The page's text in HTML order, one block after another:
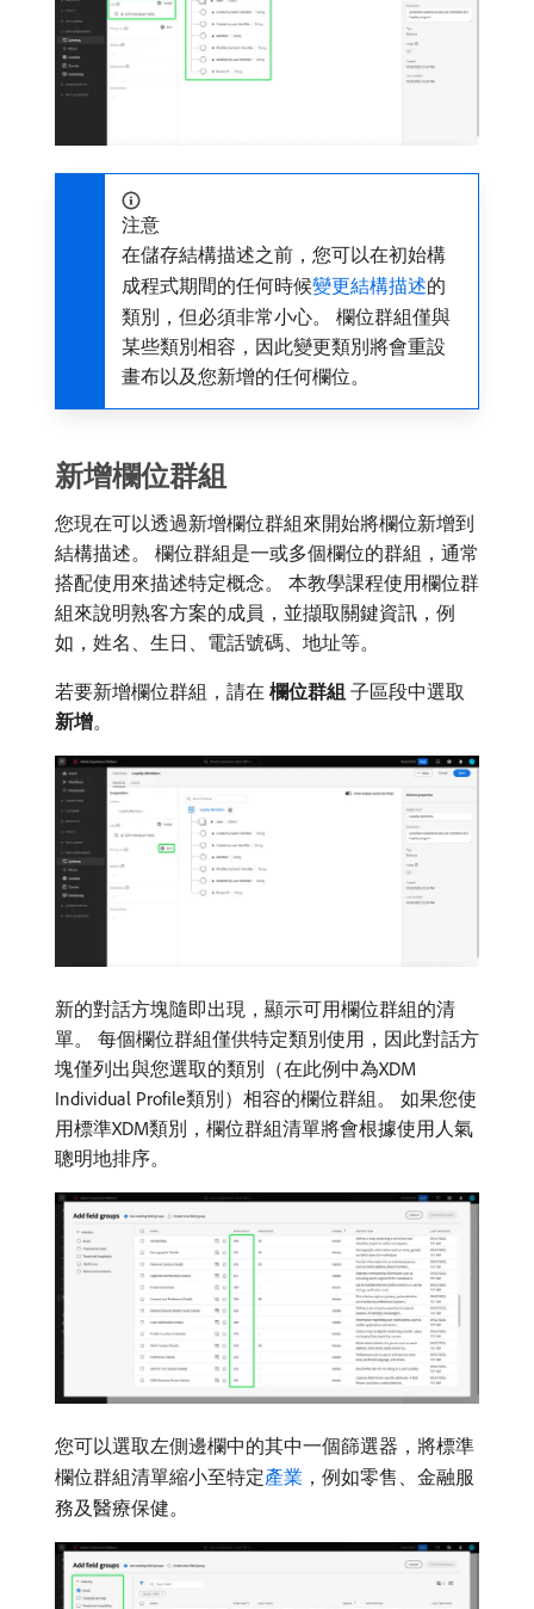
注意
在儲存結構描述之前，您可以在初始構
成程式期間的任何時候變更結構描述的
類別，但必須非常小心。 欄位群組僅與
某些類別相容，因此變更類別將會重設
畫布以及您新增的任何欄位。
新增欄位群組
您現在可以透過新增欄位群組來開始將欄位新增到
結構描述。 欄位群組是一或多個欄位的群組，通常
搭配使用來描述特定概念。 本教學課程使用欄位群
組來說明熟客方案的成員，並擷取關鍵資訊，例
如，姓名、生日、電話號碼、地址等。
若要新增欄位群組，請在​ 欄位群組 ​子區段中選取​
新增。
新的對話方塊隨即出現，顯示可用欄位群組的清
單。 每個欄位群組僅供特定類別使用，因此對話方
塊僅列出與您選取的類別（在此例中為XDM
Individual Profile類別）相容的欄位群組。 如果您使
用標準XDM類別，欄位群組清單將會根據使用人氣
聰明地排序。
您可以選取左側邊欄中的其中一個篩選器，將標準
欄位群組清單縮小至特定產業 ，例如零售、金融服
務及醫療保健。